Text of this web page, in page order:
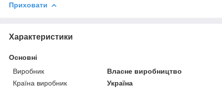
Приховати
Характеристики
Основні
Виробник
Власне виробництво
Країна виробник
Україна